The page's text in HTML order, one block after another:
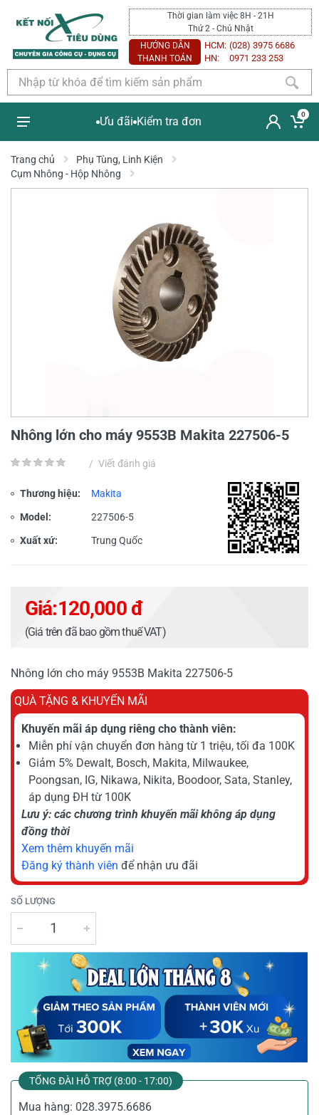
Thời gian làm việc 8H - 21H
Thứ 2 - Chủ Nhật
HƯỚNG DẪN
THANH TOÁN
HCM: (028) 3975 6686
HN:
0971 233 253
Ưu đãi Kiểm tra đơn
0
Trang chủ
Phụ Tùng, Linh Kiện
Cụm Nhông - Hộp Nhông
Nhông lớn cho máy 9553B Makita 227506-5
/ Viết đánh giá
Thương hiệu: Makita
Model: 227506-5
Xuất xứ: Trung Quốc
Giá:120,000 đ
(Giá trên đã bao gồm thuế VAT)
Nhông lớn cho máy 9553B Makita 227506-5
QUÀ TẶNG & KHUYẾN MÃI
Khuyến mãi áp dụng riêng cho thành viên:
Miễn phí vận chuyển đơn hàng từ 1 triệu, tối đa 100K
Giảm 5% Dewalt, Bosch, Makita, Milwaukee,
Poongsan, IG, Nikawa, Nikita, Boodoor, Sata, Stanley,
áp dụng ĐH từ 100K
Lưu ý: các chương trình khuyến mãi không áp dụng
đồng thời
Xem thêm khuyến mãi
Đăng ký thành viên để nhận ưu đãi
SỐ LƯỢNG
TỔNG ĐÀI HỖ TRỢ (8:00 - 17:00)
Mua hàng: 028.3975.6686